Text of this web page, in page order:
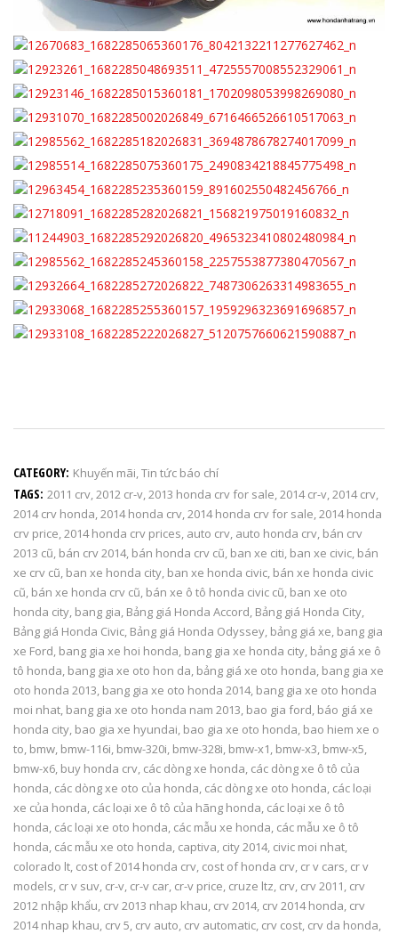
CATEGORY: Khuyến mãi,Tin tức báo chí
TAGS: 2011 crv,2012 cr-v,2013 honda crv for sale,2014 cr-v,2014 crv,
2014 crv honda,2014 honda crv,2014 honda crv for sale,2014 honda
crv price,2014 honda crv prices, auto crv, auto honda crv, bán crv
2013 cũ, bán crv 2014, bán honda crv cũ, ban xe citi, ban xe civic, bán
xe crv cũ, ban xe honda city, ban xe honda civic, bán xe honda civic
cũ, bán xe honda crv cũ, bán xe ô tô honda civic cũ, ban xe oto
honda city, bang gia, Bảng giá Honda Accord, Bảng giá Honda City,
Bảng giá Honda Civic, Bảng giá Honda Odyssey, bảng giá xe, bang gia
xe Ford, bang gia xe hoi honda, bang gia xe honda city, bảng giá xe ô
tô honda, bang gia xe oto hon da, bảng giá xe oto honda, bang gia xe
oto honda 2013, bang gia xe oto honda 2014, bang gia xe oto honda
moi nhat, bang gia xe oto honda nam 2013, bao gia ford, báo giá xe
honda city, bao gia xe hyundai, bao gia xe oto honda, bao hiem xe o
to, bmw, bmw-116i, bmw-320i, bmw-328i, bmw-x1, bmw-x3, bmw-x5,
bmw-x6, buy honda crv, các dòng xe honda, các dòng xe ô tô của
honda, các dòng xe oto của honda, các dòng xe oto honda, các loại
xe của honda, các loại xe ô tô của hãng honda, các loại xe ô tô
honda, các loại xe oto honda, các mẫu xe honda, các mẫu xe ô tô
honda, các mẫu xe oto honda, captiva, city 2014, civic moi nhat,
colorado lt, cost of 2014 honda crv, cost of honda crv, cr v cars, cr v
models, cr v suv, cr-v, cr-v car, cr-v price, cruze ltz, crv, crv 2011, crv
2012 nhập khẩu, crv 2013 nhap khau, crv 2014, crv 2014 honda, crv
2014 nhap khau, crv 5, crv auto, crv automatic, crv cost, crv da honda,